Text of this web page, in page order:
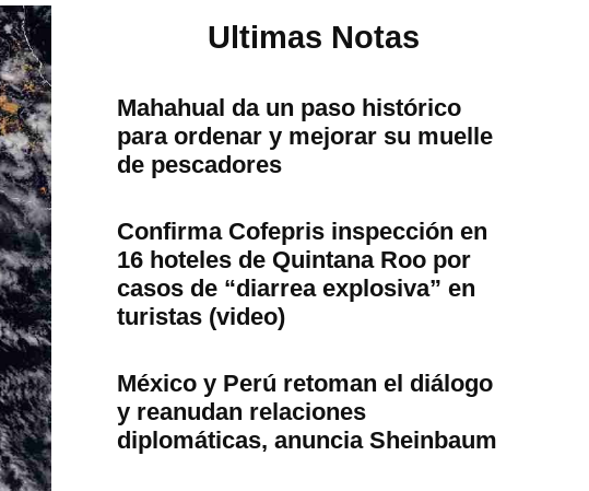
Ultimas Notas
Mahahual da un paso histórico
para ordenar y mejorar su muelle
de pescadores
Confirma Cofepris inspección en
16 hoteles de Quintana Roo por
casos de “diarrea explosiva” en
turistas (video)
México y Perú retoman el diálogo
y reanudan relaciones
diplomáticas, anuncia Sheinbaum